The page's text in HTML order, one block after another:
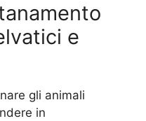
e
gli animali
in